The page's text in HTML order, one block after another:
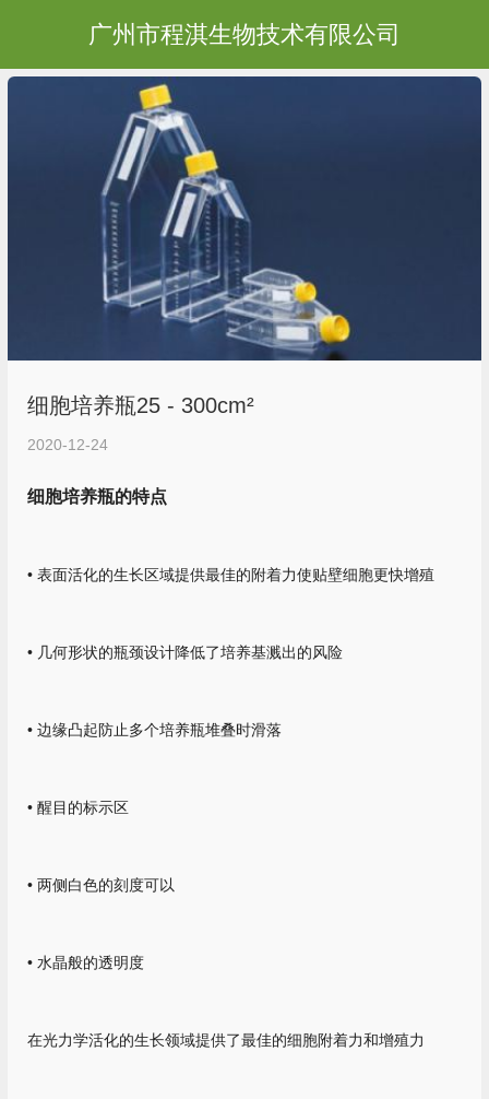
广州市程淇生物技术有限公司
细胞培养瓶25 - 300cm²
2020-12-24
细胞培养瓶的特点
• 表面活化的生长区域提供最佳的附着力使贴壁细胞更快增殖
• 几何形状的瓶颈设计降低了培养基溅出的风险
• 边缘凸起防止多个培养瓶堆叠时滑落
• 醒目的标示区
• 两侧白色的刻度可以
• 水晶般的透明度
在光力学活化的生长领域提供了最佳的细胞附着力和增殖力